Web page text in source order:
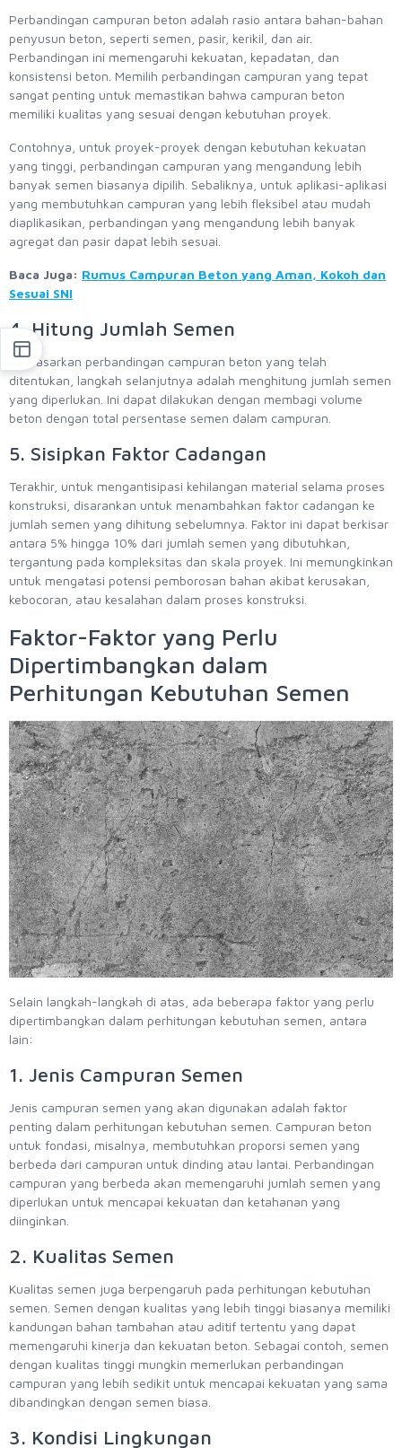
Perbandingan campuran beton adalah rasio antara bahan-bahan
penyusun beton, seperti semen, pasir, kerikil, dan air.
Perbandingan ini memengaruhi kekuatan, kepadatan, dan
konsistensi beton. Memilih perbandingan campuran yang tepat
sangat penting untuk memastikan bahwa campuran beton
memiliki kualitas yang sesuai dengan kebutuhan proyek.
Contohnya, untuk proyek-proyek dengan kebutuhan kekuatan
yang tinggi, perbandingan campuran yang mengandung lebih
banyak semen biasanya dipilih. Sebaliknya, untuk aplikasi-aplikasi
yang membutuhkan campuran yang lebih fleksibel atau mudah
diaplikasikan, perbandingan yang mengandung lebih banyak
agregat dan pasir dapat lebih sesuai.
Baca Juga: Rumus Campuran Beton yang Aman, Kokoh dan
Sesuai SNI
4. Hitung Jumlah Semen
Berdasarkan perbandingan campuran beton yang telah
ditentukan, langkah selanjutnya adalah menghitung jumlah semen
yang diperlukan. Ini dapat dilakukan dengan membagi volume
beton dengan total persentase semen dalam campuran.
5. Sisipkan Faktor Cadangan
Terakhir, untuk mengantisipasi kehilangan material selama proses
konstruksi, disarankan untuk menambahkan faktor cadangan ke
jumlah semen yang dihitung sebelumnya. Faktor ini dapat berkisar
antara 5% hingga 10% dari jumlah semen yang dibutuhkan,
tergantung pada kompleksitas dan skala proyek. Ini memungkinkan
untuk mengatasi potensi pemborosan bahan akibat kerusakan,
kebocoran, atau kesalahan dalam proses konstruksi.
Faktor-Faktor yang Perlu
Dipertimbangkan dalam
Perhitungan Kebutuhan Semen
Selain langkah-langkah di atas, ada beberapa faktor yang perlu
dipertimbangkan dalam perhitungan kebutuhan semen, antara
lain:
1. Jenis Campuran Semen
Jenis campuran semen yang akan digunakan adalah faktor
penting dalam perhitungan kebutuhan semen. Campuran beton
untuk fondasi, misalnya, membutuhkan proporsi semen yang
berbeda dari campuran untuk dinding atau lantai. Perbandingan
campuran yang berbeda akan memengaruhi jumlah semen yang
diperlukan untuk mencapai kekuatan dan ketahanan yang
diinginkan.
2. Kualitas Semen
Kualitas semen juga berpengaruh pada perhitungan kebutuhan
semen. Semen dengan kualitas yang lebih tinggi biasanya memiliki
kandungan bahan tambahan atau aditif tertentu yang dapat
memengaruhi kinerja dan kekuatan beton. Sebagai contoh, semen
dengan kualitas tinggi mungkin memerlukan perbandingan
campuran yang lebih sedikit untuk mencapai kekuatan yang sama
dibandingkan dengan semen biasa.
3. Kondisi Lingkungan